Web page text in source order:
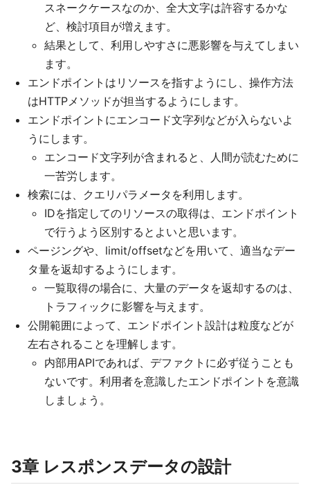
スネークケースなのか、全大文字は許容するかな
ど、検討項目が増えます。
結果として、利用しやすさに悪影響を与えてしまい
ます。
エンドポイントはリソースを指すようにし、操作方法
はHTTPメソッドが担当するようにします。
エンドポイントにエンコード文字列などが入らないよ
うにします。
エンコード文字列が含まれると、人間が読むために
一苦労します。
検索には、クエリパラメータを利用します。
IDを指定してのリソースの取得は、エンドポイント
で行うよう区別するとよいと思います。
ページングや、limit/offsetなどを用いて、適当なデー
タ量を返却するようにします。
一覧取得の場合に、大量のデータを返却するのは、
トラフィックに影響を与えます。
公開範囲によって、エンドポイント設計は粒度などが
左右されることを理解します。
内部用APIであれば、デファクトに必ず従うことも
ないです。利用者を意識したエンドポイントを意識
しましょう。
3章 レスポンスデータの設計